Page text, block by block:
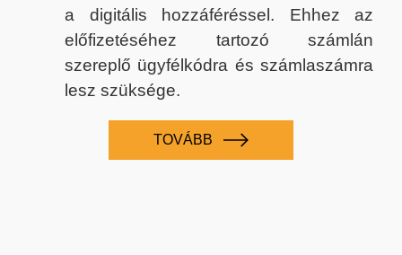
a digitális hozzáféréssel. Ehhez az
előfizetéséhez tartozó számlán
szereplő ügyfélkódra és számlaszámra
lesz szüksége.
TOVÁBB